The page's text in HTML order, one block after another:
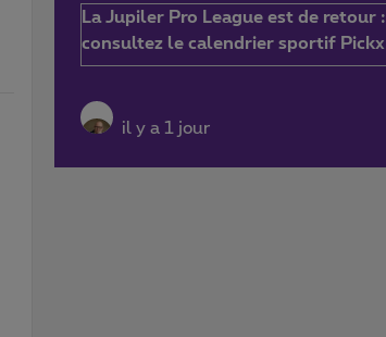
La Jupiler Pro League est de retour :
consultez le calendrier sportif Pickx
il y a 1 jour